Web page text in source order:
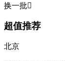
换一批
超值推荐
北京